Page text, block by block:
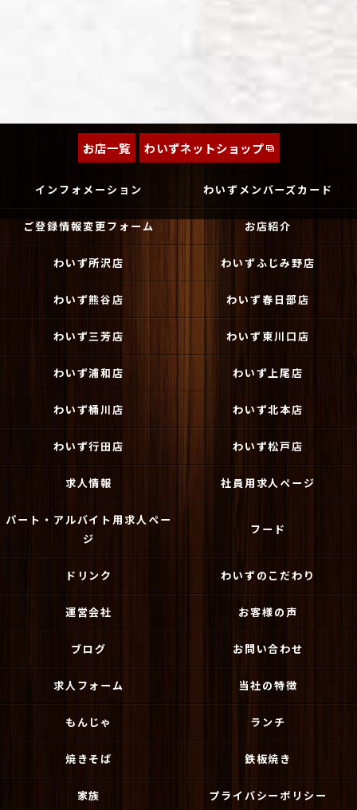
お店一覧 わいずネットショップ
インフォメーション わいずメンバーズカード
ご登録情報変更フォーム お店紹介
わいず所沢店 わいずふじみ野店
わいず熊谷店 わいず春日部店
わいず三芳店 わいず東川口店
わいず浦和店 わいず上尾店
わいず桶川店 わいず北本店
わいず行田店 わいず松戸店
求人情報 社員用求人ページ
パート・アルバイト用求人ペー
ジ
フード
ドリンク わいずのこだわり
運営会社 お客様の声
ブログ お問い合わせ
求人フォーム 当社の特徴
もんじゃ ランチ
焼きそば 鉄板焼き
家族 プライバシーポリシー